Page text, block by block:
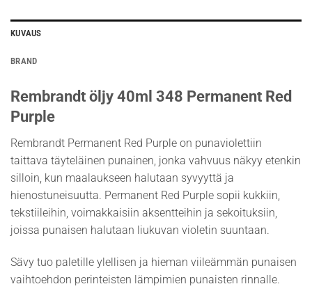
KUVAUS
BRAND
Rembrandt öljy 40ml 348 Permanent Red
Purple
Rembrandt Permanent Red Purple on punaviolettiin
taittava täyteläinen punainen, jonka vahvuus näkyy etenkin
silloin, kun maalaukseen halutaan syvyyttä ja
hienostuneisuutta. Permanent Red Purple sopii kukkiin,
tekstiileihin, voimakkaisiin aksentteihin ja sekoituksiin,
joissa punaisen halutaan liukuvan violetin suuntaan.
Sävy tuo paletille ylellisen ja hieman viileämmän punaisen
vaihtoehdon perinteisten lämpimien punaisten rinnalle.